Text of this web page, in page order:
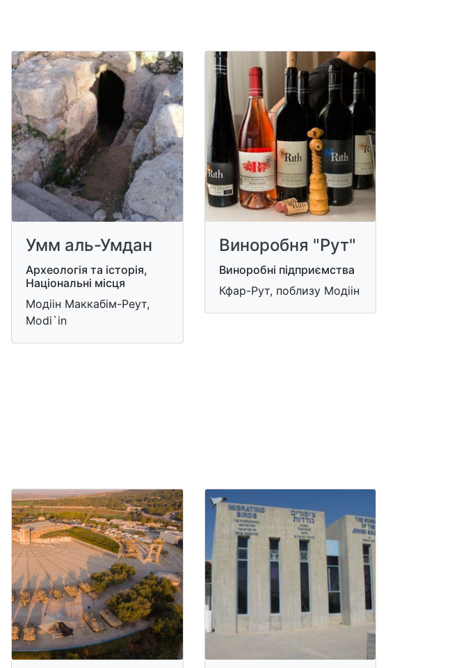
Умм аль-Умдан
Археологія та історія,
Національні місця
Модіін Маккабім-Реут,
Modi`in
Виноробня "Рут"
Виноробні підприємства
Кфар-Рут, поблизу Модіін